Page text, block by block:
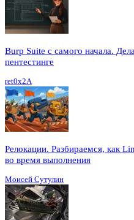
Burp Suite с самого начала.
пентестинге
ret0x2A
Релокации. Разбираемся, как
во время выполнения
Моисей Сутулин